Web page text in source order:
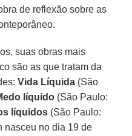
de reflexão sobre as
suas obras mais
são as que tratam da
Vida Líquida (São
líquido (São Paulo:
líquidos (São Paulo:
nasceu no dia 19 de